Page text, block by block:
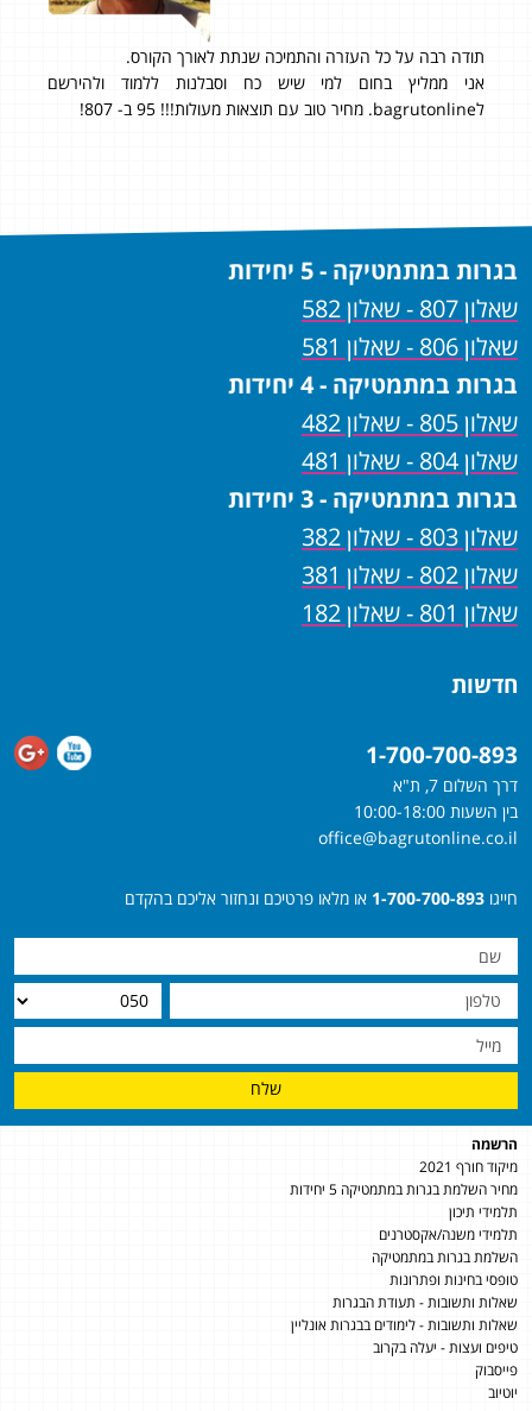
תודה רבה על כל העזרה והתמיכה שנתת לאורך הקורס.
אני ממליץ בחום למי שיש כח וסבלנות ללמוד ולהירשם
לbagrutonline. מחיר טוב עם תוצאות מעולות!!! 95 ב- 807!
בגרות במתמטיקה - 5 יחידות
שאלון 807 - שאלון 582
שאלון 806 - שאלון 581
בגרות במתמטיקה - 4 יחידות
שאלון 805 - שאלון 482
שאלון 804 - שאלון 481
בגרות במתמטיקה - 3 יחידות
שאלון 803 - שאלון 382
שאלון 802 - שאלון 381
שאלון 801 - שאלון 182
חדשות
1-700-700-893
דרך השלום 7, ת"א
בין השעות 10:00-18:00
office@bagrutonline.co.il
חייגו 1-700-700-893 או מלאו פרטיכם ונחזור אליכם בהקדם
שלח
הרשמה
מיקוד חורף 2021
מחיר השלמת בגרות במתמטיקה 5 יחידות
תלמידי תיכון
תלמידי משנה/אקסטרנים
השלמת בגרות במתמטיקה
טופסי בחינות ופתרונות
שאלות ותשובות - תעודת הבגרות
שאלות ותשובות - לימודים בבגרות אונליין
טיפים ועצות - יעלה בקרוב
פייסבוק
יוטיוב